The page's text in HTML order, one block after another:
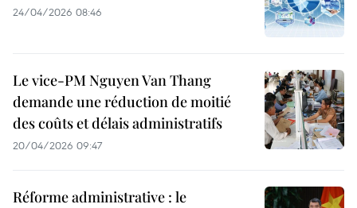
24/04/2026 08:46
Le vice-PM Nguyen Van Thang
demande une réduction de moitié
des coûts et délais administratifs
20/04/2026 09:47
Réforme administrative : le